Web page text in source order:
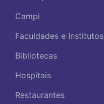
Campi
Faculdades e Institutos
Bibliotecas
Hospitais
Restaurantes